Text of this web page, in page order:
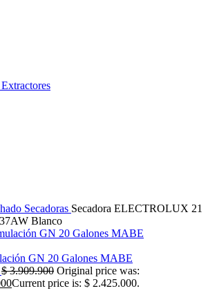
Secadoras Secadora ELECTROLUX 21
Blanco
GN 20 Galones MABE
$3.909.900 Original price was:
Current price is: $ 2.425.000.